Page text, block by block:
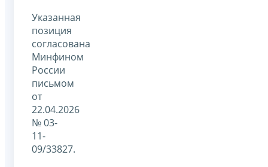
Указанная
позиция
согласована
Минфином
России
письмом
от
22.04.2026
№ 03-
11-
09/33827.